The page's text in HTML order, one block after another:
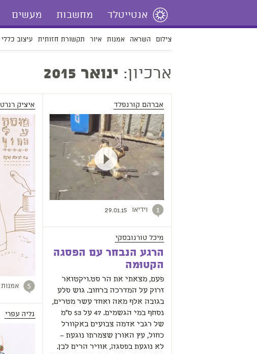
אנטייטלד מחשבות מעשים
צילום השראה אמנות איור תקשורת חזותית עיצוב כללי
ארכיון: ינואר 2015
אברהם קורנפלד
1 וידיאו 29.01.15
מיכל טורנובסקי
הרגע הנבחר עם הפסגה
הקטוּמה
פעם, מצאתי את הר סט.ויקטואר
זרוק על המדרכה ברחוב. גוש סלע
בגובה אלף מאה ואחד עשר מטרים,
נסחף במי הגשמים. 47 על 53 ס"מ
של רגבי אדמה צבועים באקוורל
כחול, עץ האורן שצמרתו נוגעת –
לא נוגעת בפסגה, אוויר הרים לבן.
איציק רנרט
5 אמנות
גליה עפרי